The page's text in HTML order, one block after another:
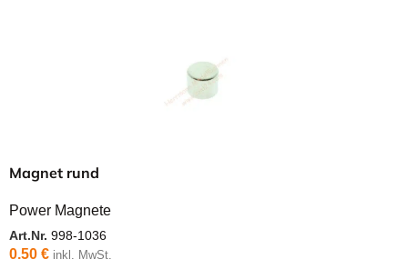
Magnet rund
Power Magnete
Art.Nr. 998-1036
0,50 € inkl. MwSt.